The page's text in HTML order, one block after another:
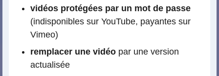
vidéos protégées par un mot de passe
(indisponibles sur YouTube, payantes sur
Vimeo)
remplacer une vidéo par une version
actualisée